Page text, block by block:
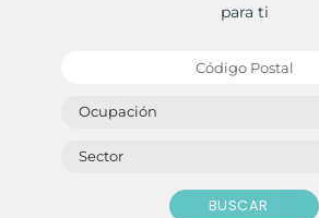
para ti
BUSCAR